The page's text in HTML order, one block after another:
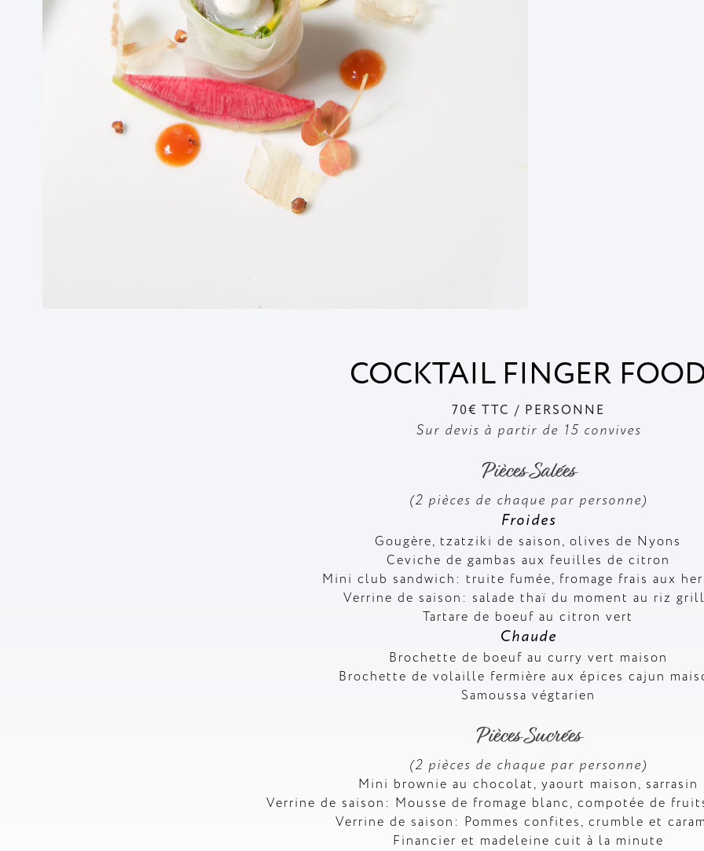
COCKTAIL FINGER
70€ TTC / PERSONNE
Sur devis à partir de 15 convives
Pièces Salées
(2 pièces de chaque par personne)
Froides
Gougère, tzatziki de saison, olives de Nyons
Ceviche de gambas aux feuilles de citron
Mini club sandwich: truite fumée, fromage frais aux
Verrine de saison: salade thaï du moment au riz
Tartare de boeuf au citron vert
Chaude
Brochette de boeuf au curry vert maison
Brochette de volaille fermière aux épices cajun
Samoussa végtarien
Pièces Sucrées
(2 pièces de chaque par personne)
Mini brownie au chocolat, yaourt maison, sarrasin
Verrine de saison: Mousse de fromage blanc, compotée de
Verrine de saison: Pommes confites, crumble et
Financier et madeleine cuit à la minute